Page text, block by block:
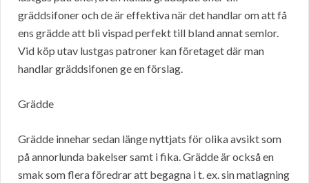
gräddsifoner och de är effektiva när det handlar om att få
ens grädde att bli vispad perfekt till bland annat semlor.
Vid köp utav lustgas patroner kan företaget där man
handlar gräddsifonen ge en förslag.
Grädde
Grädde innehar sedan länge nyttjats för olika avsikt som
på annorlunda bakelser samt i fika. Grädde är också en
smak som flera föredrar att begagna i t. ex. sin matlagning